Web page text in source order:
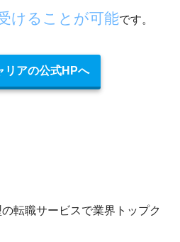
けることが可能です。
リアの公式HPへ
転職サービスで業界トップク